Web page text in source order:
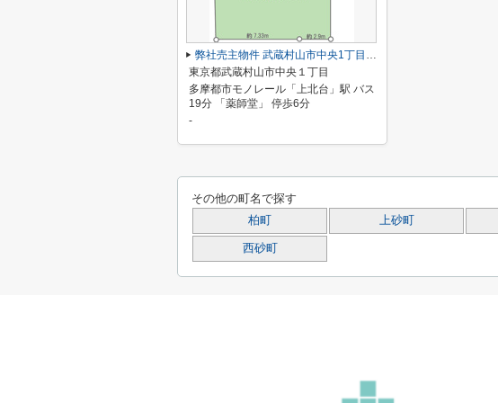
弊社売主物件 武蔵村山市中央1丁目 売地 2号区【全18区画】
東京都武蔵村山市中央１丁目
多摩都市モノレール「上北台」駅 バス
19分 「薬師堂」 停歩6分
-
その他の町名で探す
柏町 上砂町
西砂町